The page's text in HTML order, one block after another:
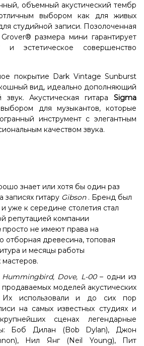
объемный акустический тембр
выбором как для живых
студийной записи. Позолоченная
размера мини гарантирует
и эстетическое совершенство
покрытие Dark Vintage Sunburst
вид, идеально дополняющий
Акустическая гитара Sigma
для музыкантов, которые
инструмент с элегантным
качеством звука.
знает или хотя бы один раз
гитару Gibson. Бренд был
уже к середине столетия стал
репутацией компании
просто не имеют права на
отборная древесина, топовая
и месяцы работы
Hummingbird, Dove, L-00– одни из
моделей акустических
Их использовали и до сих пор
на самых известных студиях и
сценах легендарные
Боб Дилан (Bob Dylan), Джон
Нил Янг (Neil Young), Пит